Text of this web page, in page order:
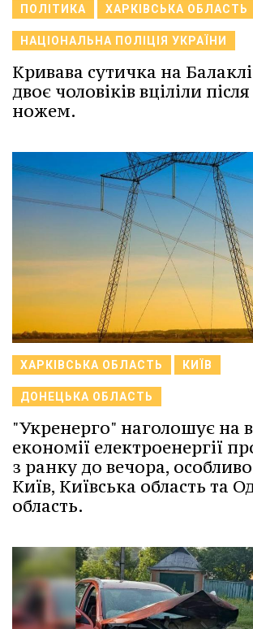
ПОЛІТИКА ХАРКІВСЬКА ОБЛАСТЬ
НАЦІОНАЛЬНА ПОЛІЦІЯ УКРАЇНИ
Кривава сутичка на
двоє чоловіків вціліли
ножем.
ХАРКІВСЬКА ОБЛАСТЬ КИЇВ
ДОНЕЦЬКА ОБЛАСТЬ
"Укренерго" наголошує на
економії електроенергії
з ранку до вечора,
Київ, Київська область та
область.